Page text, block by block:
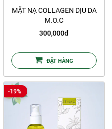
MẶT NẠ COLLAGEN DỊU DA
M.O.C
300,000đ
ĐẶT HÀNG
-19%